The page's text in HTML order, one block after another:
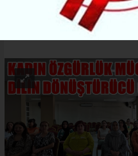
önemine vurgu yapıldı.